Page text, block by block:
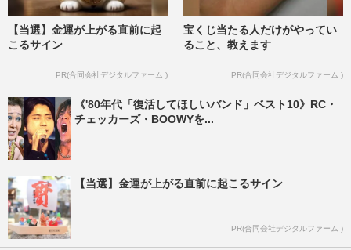
【当選】金運が上がる直前に起
こるサイン
PR(合同会社デジタルファーム )
宝くじ当たる人だけがやってい
ること、教えます
PR(合同会社デジタルファーム )
《'80年代「復活してほしいバンド」ベスト10》RC・
チェッカーズ・BOOWYを...
【当選】金運が上がる直前に起こるサイン
PR(合同会社デジタルファーム )